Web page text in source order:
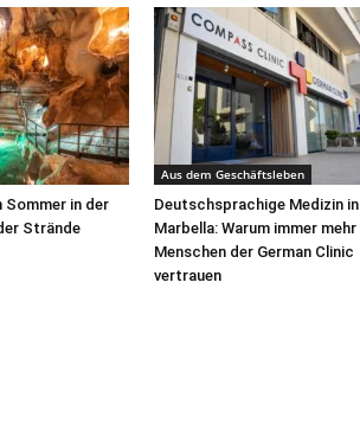
Sommer in der
Strände
Aus dem Geschäftsleben
Deutschsprachige Medizin in
Marbella: Warum immer mehr
Menschen der German Clinic
vertrauen